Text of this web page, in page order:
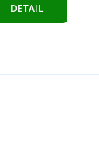
DETAIL